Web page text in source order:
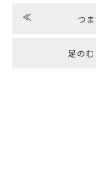
≪ つ
足の